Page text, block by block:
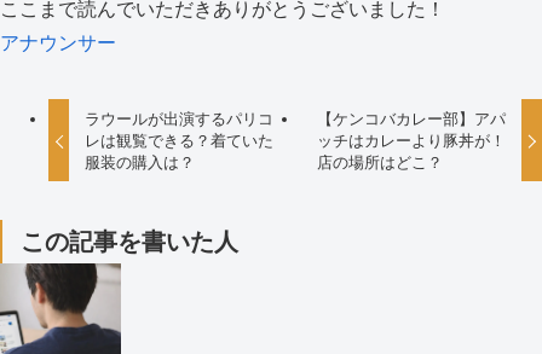
ここまで読んでいただきありがとうございました！
アナウンサー
ラウールが出演するパリコ
レは観覧できる？着ていた
服装の購入は？
【ケンコバカレー部】アパ
ッチはカレーより豚丼が！
店の場所はどこ？
この記事を書いた人